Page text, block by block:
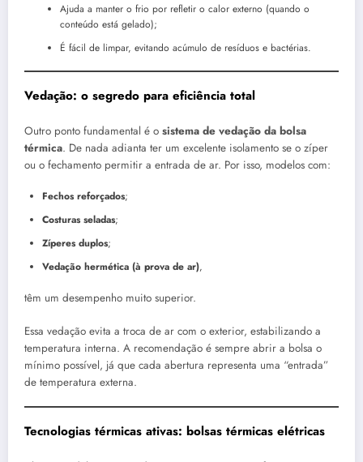
Ajuda a manter o frio por refletir o calor externo (quando o
conteúdo está gelado);
É fácil de limpar, evitando acúmulo de resíduos e bactérias.
Vedação: o segredo para eficiência total
Outro ponto fundamental é o sistema de vedação da bolsa
térmica. De nada adianta ter um excelente isolamento se o zíper
ou o fechamento permitir a entrada de ar. Por isso, modelos com:
Fechos reforçados;
Costuras seladas;
Zíperes duplos;
Vedação hermética (à prova de ar),
têm um desempenho muito superior.
Essa vedação evita a troca de ar com o exterior, estabilizando a
temperatura interna. A recomendação é sempre abrir a bolsa o
mínimo possível, já que cada abertura representa uma “entrada”
de temperatura externa.
Tecnologias térmicas ativas: bolsas térmicas elétricas